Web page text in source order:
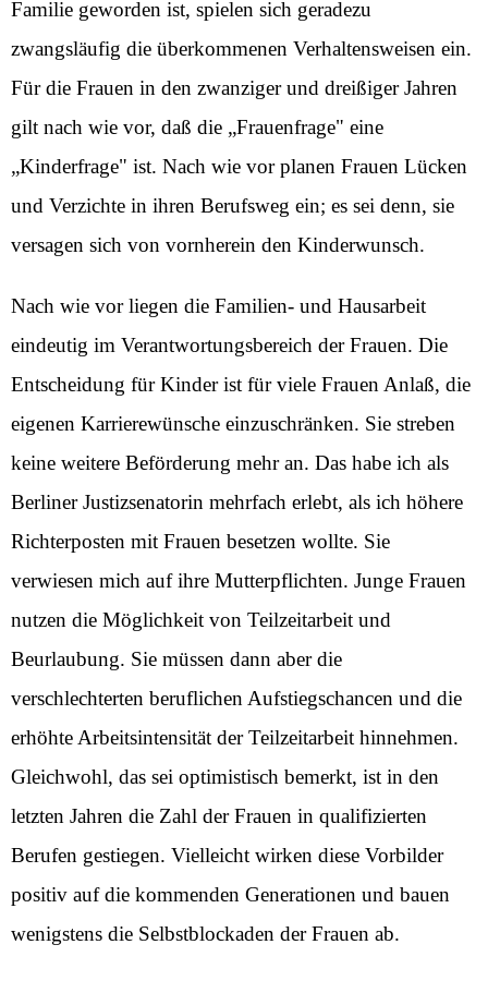
Familie geworden ist, spielen sich geradezu
zwangsläufig die überkommenen Verhaltensweisen ein.
Für die Frauen in den zwanziger und dreißiger Jahren
gilt nach wie vor, daß die „Frauenfrage" eine
„Kinderfrage" ist. Nach wie vor planen Frauen Lücken
und Verzichte in ihren Berufsweg ein; es sei denn, sie
versagen sich von vornherein den Kinderwunsch.
Nach wie vor liegen die Familien- und Hausarbeit
eindeutig im Verantwortungsbereich der Frauen. Die
Entscheidung für Kinder ist für viele Frauen Anlaß, die
eigenen Karrierewünsche einzuschränken. Sie streben
keine weitere Beförderung mehr an. Das habe ich als
Berliner Justizsenatorin mehrfach erlebt, als ich höhere
Richterposten mit Frauen besetzen wollte. Sie
verwiesen mich auf ihre Mutterpflichten. Junge Frauen
nutzen die Möglichkeit von Teilzeitarbeit und
Beurlaubung. Sie müssen dann aber die
verschlechterten beruflichen Aufstiegschancen und die
erhöhte Arbeitsintensität der Teilzeitarbeit hinnehmen.
Gleichwohl, das sei optimistisch bemerkt, ist in den
letzten Jahren die Zahl der Frauen in qualifizierten
Berufen gestiegen. Vielleicht wirken diese Vorbilder
positiv auf die kommenden Generationen und bauen
wenigstens die Selbstblockaden der Frauen ab.